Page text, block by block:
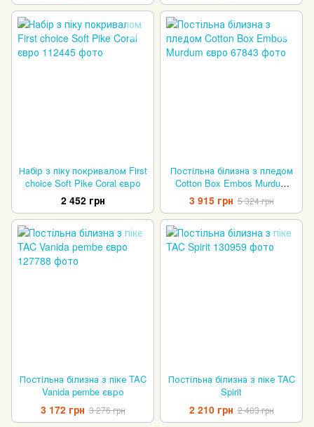
Набір з піку покривалом First
choice Soft Pike Coral євро
2 452 грн
Постільна білизна з пледом
Cotton Box Embos Murdum
євро
3 915 грн 5 324 грн
Постільна білизна з піке TAC
Vanida pembe євро
3 172 грн 3 276 грн
Постільна білизна з піке TAC
Spirit
2 210 грн 2 403 грн